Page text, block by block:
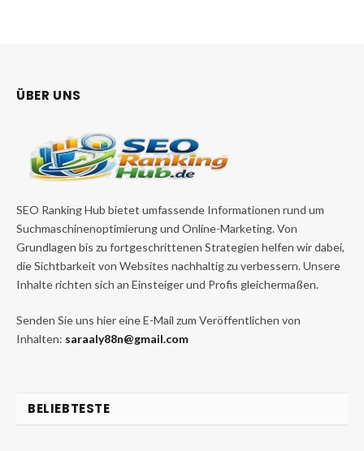
ÜBER UNS
SEO Ranking Hub bietet umfassende Informationen rund um
Suchmaschinenoptimierung und Online-Marketing. Von
Grundlagen bis zu fortgeschrittenen Strategien helfen wir dabei,
die Sichtbarkeit von Websites nachhaltig zu verbessern. Unsere
Inhalte richten sich an Einsteiger und Profis gleichermaßen.
Senden Sie uns hier eine E-Mail zum Veröffentlichen von
Inhalten: saraaly88n@gmail.com
BELIEBTESTE